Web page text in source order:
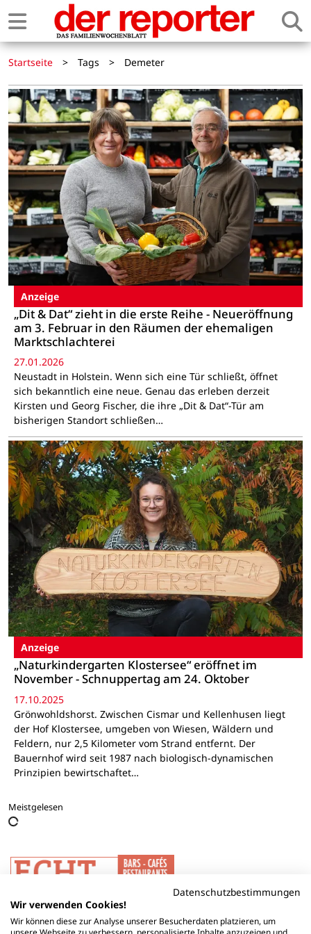
Startseite > Tags > Demeter
Anzeige
„Dit & Dat“ zieht in die erste Reihe - Neueröffnung
am 3. Februar in den Räumen der ehemaligen
Marktschlachterei
27.01.2026
Neustadt in Holstein. Wenn sich eine Tür schließt, öffnet
sich bekanntlich eine neue. Genau das erleben derzeit
Kirsten und Georg Fischer, die ihre „Dit & Dat“-Tür am
bisherigen Standort schließen…
Anzeige
„Naturkindergarten Klostersee“ eröffnet im
November - Schnuppertag am 24. Oktober
17.10.2025
Grönwohldshorst. Zwischen Cismar und Kellenhusen liegt
der Hof Klostersee, umgeben von Wiesen, Wäldern und
Feldern, nur 2,5 Kilometer vom Strand entfernt. Der
Bauernhof wird seit 1987 nach biologisch-dynamischen
Prinzipien bewirtschaftet…
Meistgelesen
Datenschutzbestimmungen
Wir verwenden Cookies!
Wir können diese zur Analyse unserer Besucherdaten platzieren, um